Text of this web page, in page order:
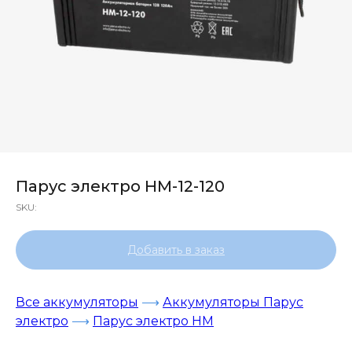
Парус электро HM-12-120
SKU:
Добавить в заказ
Все аккумуляторы ⟶ Аккумуляторы Парус
электро ⟶ Парус электро HM